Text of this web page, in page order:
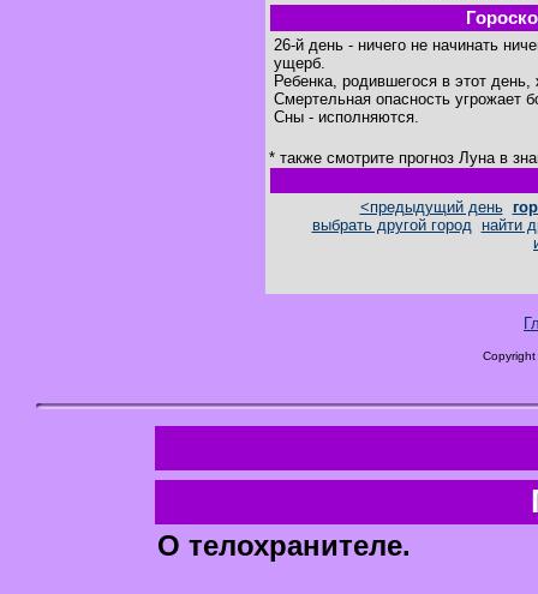
26-й день - ничего не начинать
ущерб.
Ребенка, родившегося в этот
Смертельная опасность угрожает
Сны - исполняются.
* также смотрите прогноз Луна в
<предыдущий день
выбрать другой город
найти
О телохранителе.